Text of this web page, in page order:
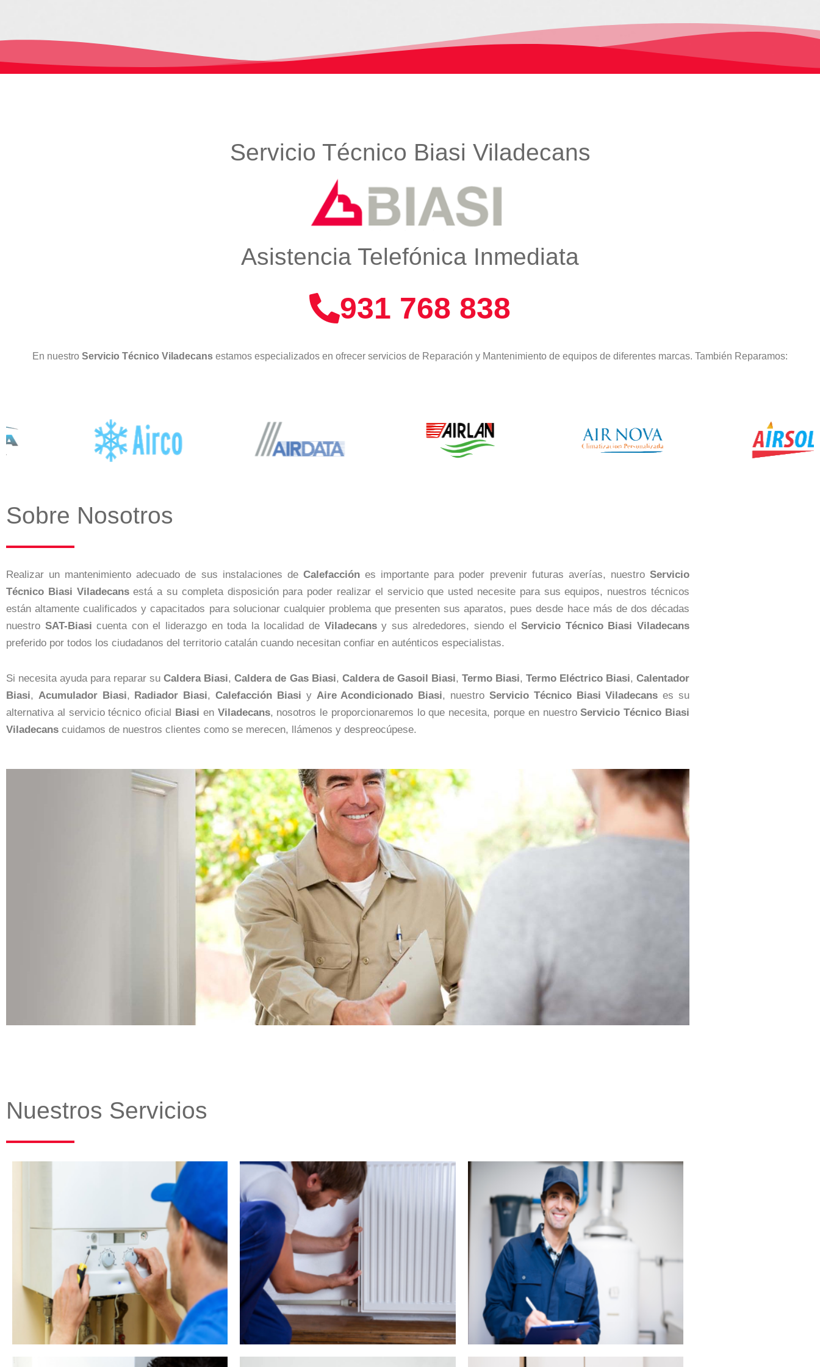
Servicio Técnico Biasi Viladecans
Asistencia Telefónica Inmediata
931 768 838
En nuestro Servicio Técnico Viladecans estamos especializados en ofrecer servicios de Reparación y Mantenimiento de equipos de diferentes marcas. También Reparamos:
Sobre Nosotros
Realizar un mantenimiento adecuado de sus instalaciones de Calefacciónes importante para poder prevenir futuras averías, nuestroServicio
Técnico Biasi Viladecansestá a su completa disposición para poder realizar el servicio que usted necesite para sus equipos, nuestros técnicos
están altamente cualificados y capacitados para solucionar cualquier problema que presenten sus aparatos, pues desde hace más de dos décadas
nuestro SAT-Biasi cuenta con el liderazgo en toda la localidad de Viladecansy sus alrededores, siendo elServicio Técnico Biasi Viladecans
preferido por todos los ciudadanos del territorio catalán cuando necesitan confiar en auténticos especialistas.
Si necesita ayuda para reparar suCaldera Biasi,Caldera de Gas Biasi, Caldera de Gasoil Biasi, Termo Biasi, Termo Eléctrico Biasi,Calentador
Biasi, Acumulador Biasi, Radiador Biasi,Calefacción Biasi y Aire Acondicionado Biasi, nuestro Servicio Técnico Biasi Viladecanses su
alternativa al servicio técnico oficial Biasi en Viladecans, nosotros le proporcionaremos lo que necesita, porque en nuestroServicio Técnico Biasi
Viladecans cuidamos de nuestros clientes como se merecen, llámenos y despreocúpese.
Nuestros Servicios